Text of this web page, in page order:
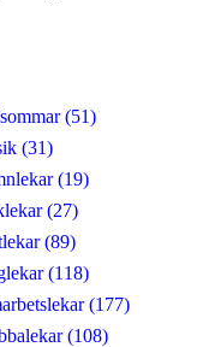
(51)
(31)
(19)
(27)
(89)
(118)
(177)
(108)